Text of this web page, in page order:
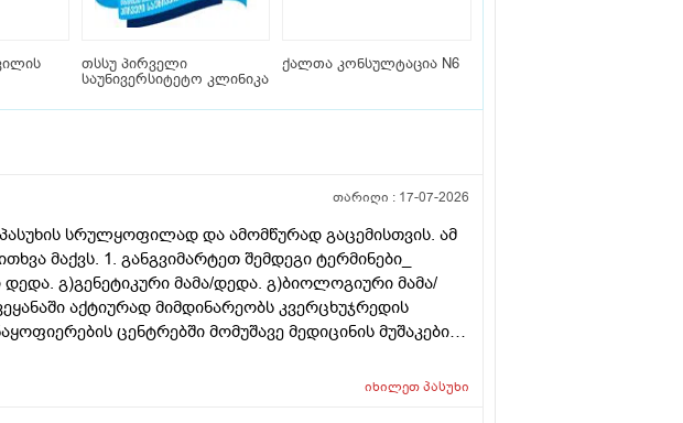
თსსუ პირველი
საუნივერსიტეტო კლინიკა
ქალთა კონსულტაცია N6
თარიღი : 17-07-2026
სრულყოფილად და ამომწურად გაცემისთვის. ამ
მაქვს. 1. განგვიმარტეთ შემდეგი ტერმინები_
გ)გენეტიკური მამა/დედა. გ)ბიოლოგიური მამა/
აქტიურად მიმდინარეობს კვერცხუჯრედის
ცენტრებში მომუშავე მედიცინის მუშაკების
იხილეთპასუხი